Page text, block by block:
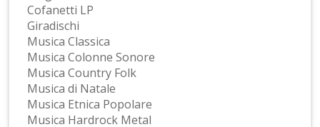
Cofanetti LP
Giradischi
Musica Classica
Musica Colonne Sonore
Musica Country Folk
Musica di Natale
Musica Etnica Popolare
Musica Hardrock Metal